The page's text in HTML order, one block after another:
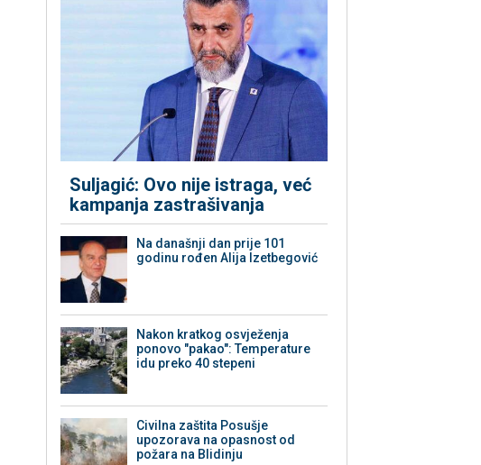
Suljagić: Ovo nije istraga, već
kampanja zastrašivanja
Na današnji dan prije 101
godinu rođen Alija Izetbegović
Nakon kratkog osvježenja
ponovo "pakao": Temperature
idu preko 40 stepeni
Civilna zaštita Posušje
upozorava na opasnost od
požara na Blidinju